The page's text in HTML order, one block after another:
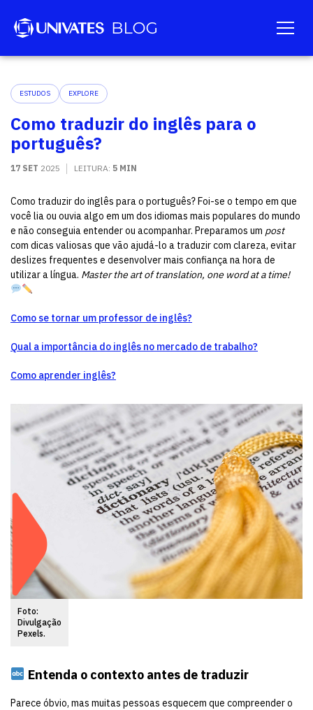
ESTUDOS EXPLORE
Como traduzir do inglês para o
português?
17 SET 2025 LEITURA: 5 MIN
Como traduzir do inglês para o português? Foi-se o tempo em que
você lia ou ouvia algo em um dos idiomas mais populares do mundo
e não conseguia entender ou acompanhar. Preparamos um post
com dicas valiosas que vão ajudá-lo a traduzir com clareza, evitar
deslizes frequentes e desenvolver mais confiança na hora de
utilizar a língua. Master the art of translation, one word at a time!
Como se tornar um professor de inglês?
Qual a importância do inglês no mercado de trabalho?
Como aprender inglês?
Foto:
Divulgação
Pexels.
Entenda o contexto antes de traduzir
Parece óbvio, mas muitas pessoas esquecem que compreender o